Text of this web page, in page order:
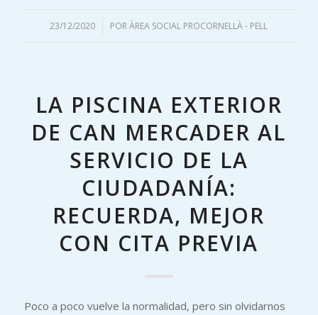
23/12/2020
/ PORÀREA SOCIAL PROCORNELLÀ - PELL
LA PISCINA EXTERIOR
DE CAN MERCADER AL
SERVICIO DE LA
CIUDADANÍA:
RECUERDA, MEJOR
CON CITA PREVIA
Poco a poco vuelve la normalidad, pero sin olvidarnos